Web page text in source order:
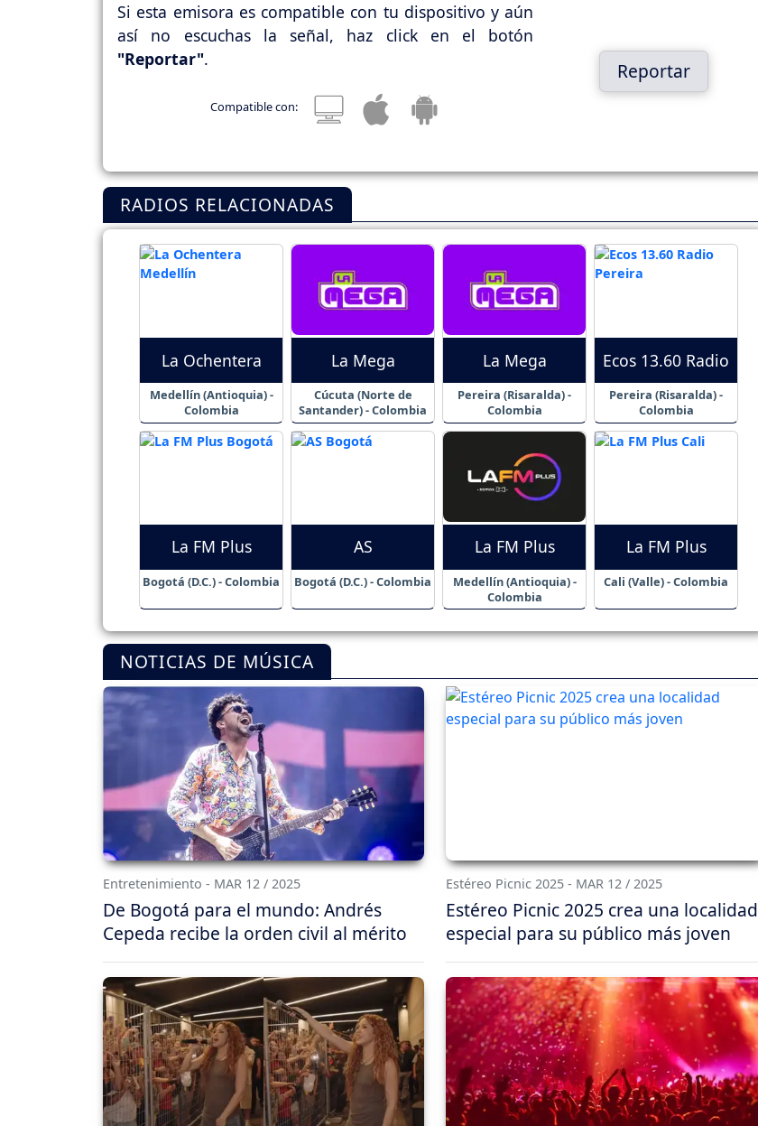
Si esta emisora es compatible con tu dispositivo y aún
así no escuchas la señal, haz click en el botón
"Reportar".
Compatible con:
Reportar
RADIOS RELACIONADAS
La Ochentera
Medellín (Antioquia) -
Colombia
La Mega
Cúcuta (Norte de
Santander) - Colombia
La Mega
Pereira (Risaralda) -
Colombia
Ecos 13.60 Radio
Pereira (Risaralda) -
Colombia
La FM Plus
Bogotá (D.C.) - Colombia
AS
Bogotá (D.C.) - Colombia
La FM Plus
Medellín (Antioquia) -
Colombia
La FM Plus
Cali (Valle) - Colombia
NOTICIAS DE MÚSICA
Entretenimiento - MAR 12 / 2025
De Bogotá para el mundo: Andrés
Cepeda recibe la orden civil al mérito
Estéreo Picnic 2025 - MAR 12 / 2025
Estéreo Picnic 2025 crea una localidad
especial para su público más joven